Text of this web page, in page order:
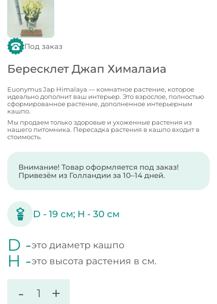
Под заказ
Бересклет Джап Хималаиа
Euonymus Jap Himalaya — комнатное растение, которое
идеально дополнит ваш интерьер. Это взрослое, полностью
сформированное растение, дополненное интерьерным
кашпо.
Мы продаем только здоровые и ухоженные растения из
нашего питомника. Пересадка растения в кашпо входит в
стоимость.
Внимание! Товар оформляется под заказ!
Привезём из Голландии за 10–14 дней.
D -19 см; H -30 см
D -это диаметр кашпо
H -это высота растения в см.
- +